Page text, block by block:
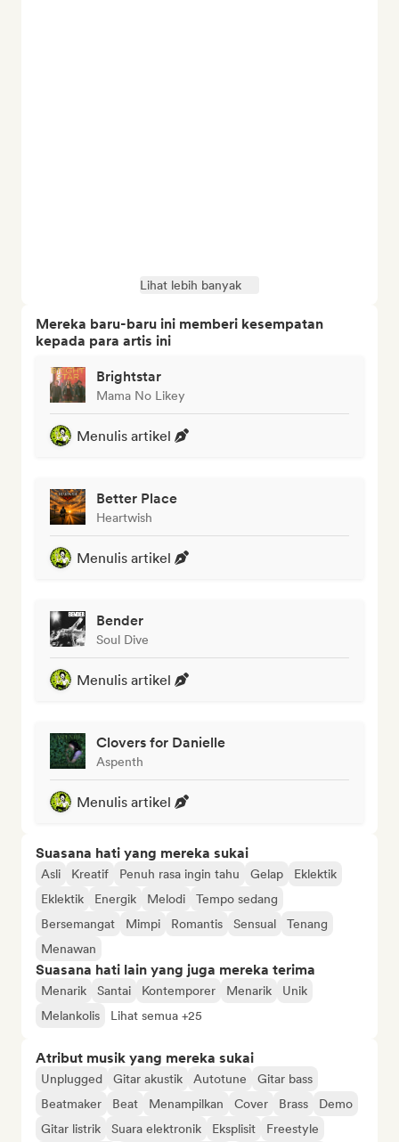
Lihat lebih banyak
Mereka baru-baru ini memberi kesempatan
kepada para artis ini
Brightstar
Mama No Likey
Menulis artikel
Better Place
Heartwish
Menulis artikel
Bender
Soul Dive
Menulis artikel
Clovers for Danielle
Aspenth
Menulis artikel
Suasana hati yang mereka sukai
Asli Kreatif Penuh rasa ingin tahu Gelap
Eklektik
Eklektik
Energik Melodi
Tempo sedang
Bersemangat
Mimpi Romantis Sensual
Tenang
Menawan
Suasana hati lain yang juga mereka terima
Menarik Santai Kontemporer Menarik
Unik
Melankolis
Lihat semua +25
Atribut musik yang mereka sukai
Unplugged Gitar akustik Autotune
Gitar bass
Beatmaker
Beat Menampilkan Cover Brass
Demo
Gitar listrik
Suara elektronik Eksplisit Freestyle